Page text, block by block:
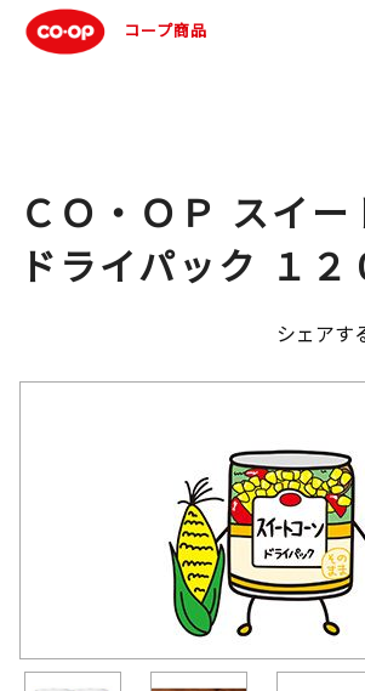
コープ商品
シェアす
ＣＯ・ＯＰ スイー
ドライパック １